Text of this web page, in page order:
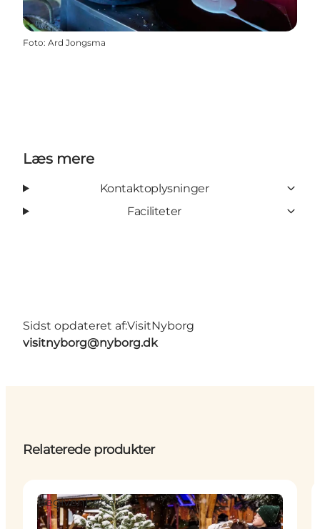
Foto: Ard Jongsma
Læs mere
Kontaktoplysninger
Faciliteter
Sidst opdateret af:VisitNyborg
visitnyborg@nyborg.dk
Relaterede produkter
Begivenheder